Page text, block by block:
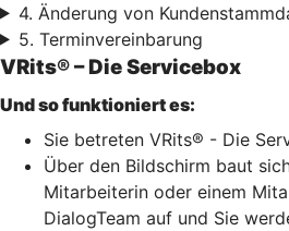
4. Änderung von
5. Terminvereinbarung
VRits® – Die Servicebox
Und so funktioniert es:
Sie betreten VRits® - Die
Über den Bildschirm baut
Mitarbeiterin oder einem
DialogTeam auf und Sie